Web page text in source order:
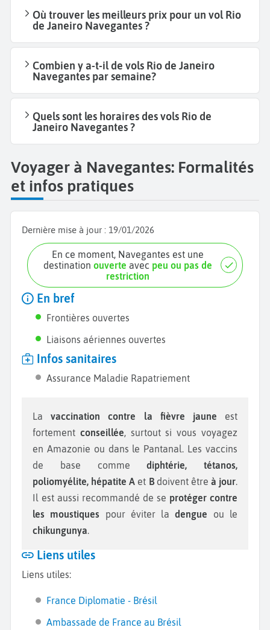
Où trouver les meilleurs prix pour un vol Rio
de Janeiro Navegantes ?
Combien y a-t-il de vols Rio de Janeiro
Navegantes par semaine?
Quels sont les horaires des vols Rio de
Janeiro Navegantes ?
Voyager à Navegantes: Formalités
et infos pratiques
Dernière mise à jour : 19/01/2026
En ce moment, Navegantes est une
destinationouverte avec peu ou pas de
restriction
En bref
Frontières ouvertes
Liaisons aériennes ouvertes
Infos sanitaires
Assurance Maladie Rapatriement
Lavaccination contre la fièvre jaune est
fortement conseillée , surtout si vous voyagez
en Amazonie ou dans le Pantanal. Les vaccins
de base commediphtérie, tétanos,
poliomyélite, hépatite A et Bdoivent être à jour
Il est aussi recommandé de se protéger contre
les moustiques pour éviter ladengue ou le
chikungunya
Liens utiles
Liens utiles:
France Diplomatie - Brésil
Ambassade de France au Brésil